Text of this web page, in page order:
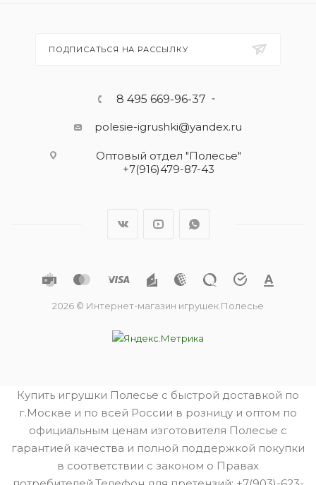
ПОДПИСАТЬСЯ НА РАССЫЛКУ
8 495 669-96-37
polesie-igrushki@yandex.ru
Оптовый отдел "Полесье"
+7(916)479-87-43
2026 © Интернет-магазин игрушек Полесье
Купить игрушки Полесье с быстрой доставкой по
г.Москве и по всей России в розницу и оптом по
официальным ценам изготовителя Полесье с
гарантией качества и полной поддержкой покупки
в соответствии с законом о Правах